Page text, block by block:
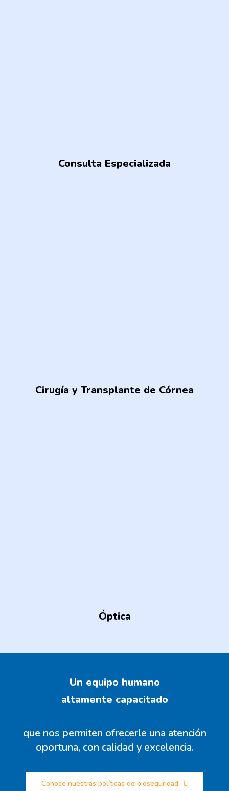
Consulta Especializada
Cirugía y Transplante de Córnea
Óptica
Un equipo humano
altamente capacitado
que nos permiten ofrecerle una atención
oportuna, con calidad y excelencia.
Conoce nuestras políticas de bioseguridad